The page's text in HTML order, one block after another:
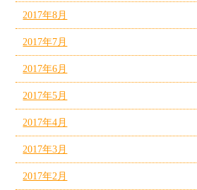
2017年8月
2017年7月
2017年6月
2017年5月
2017年4月
2017年3月
2017年2月